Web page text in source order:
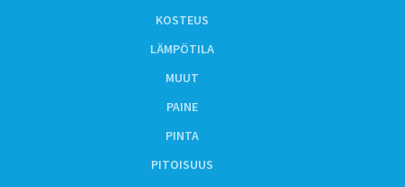
KOSTEUS
LÄMPÖTILA
MUUT
PAINE
PINTA
PITOISUUS